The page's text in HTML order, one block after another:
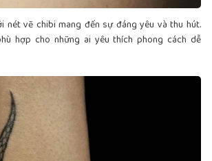
nét vẽ chibi mang đến sự đáng yêu và thu hút.
hợp cho những ai yêu thích phong cách dễ